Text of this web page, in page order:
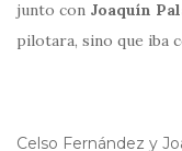
junto con Joaquín
pilotara, sino que iba
Celso Fernández y